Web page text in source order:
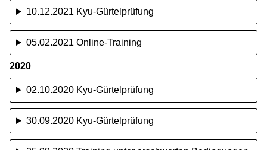
10.12.2021 Kyu-Gürtelprüfung
05.02.2021 Online-Training
2020
02.10.2020 Kyu-Gürtelprüfung
30.09.2020 Kyu-Gürtelprüfung